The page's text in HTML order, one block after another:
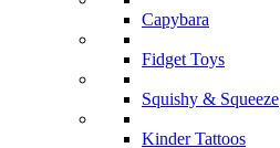
Capybara
Fidget Toys
Squishy & Squeeze
Kinder Tattoos